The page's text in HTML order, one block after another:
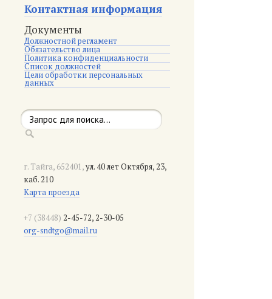
Контактная информация
Документы
Должностной регламент
Обязательство лица
Политика конфиденциальности
Список должностей
Цели обработки персональных
данных
г. Тайга, 652401,ул. 40 лет Октября, 23,
каб. 210
Карта проезда
+7 (38448) 2-45-72, 2-30-05
org-sndtgo@mail.ru